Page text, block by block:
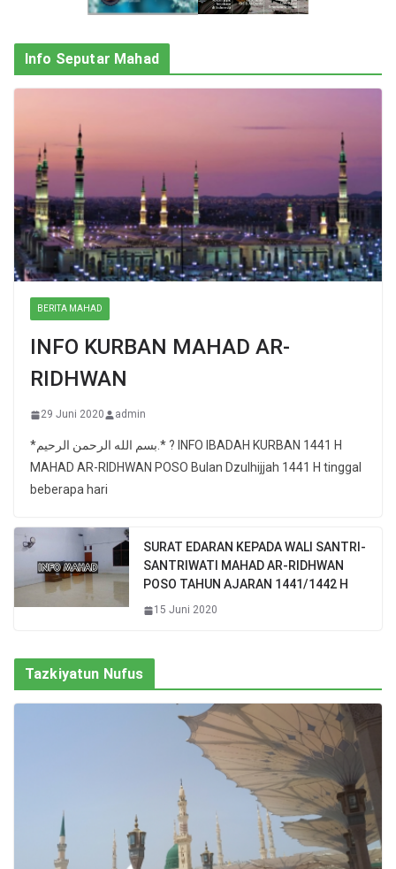
Info Seputar Mahad
BERITA MAHAD
INFO KURBAN MAHAD AR-
RIDHWAN
29 Juni 2020 admin
*بسم الله الرحمن الرحيم.* ? INFO IBADAH KURBAN 1441 H
MAHAD AR-RIDHWAN POSO Bulan Dzulhijjah 1441 H tinggal
beberapa hari
SURAT EDARAN KEPADA WALI SANTRI-
SANTRIWATI MAHAD AR-RIDHWAN
POSO TAHUN AJARAN 1441/1442 H
15 Juni 2020
Tazkiyatun Nufus